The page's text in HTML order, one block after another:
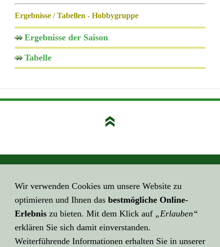
Ergebnisse / Tabellen - Hobbygruppe
Ergebnisse der Saison
Tabelle
Impressum
HIER GEHT ES ZUR ...
KLICK HIER ZU LINK ...
Wir verwenden Cookies um unsere Website zu
optimieren und Ihnen das bestmögliche Online-
Erlebnis zu bieten. Mit dem Klick auf „Erlauben“
erklären Sie sich damit einverstanden.
Weiterführende Informationen erhalten Sie in unserer